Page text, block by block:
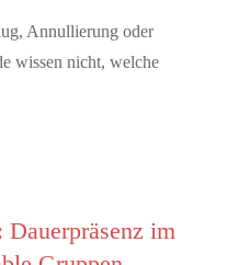
Annullierung oder
wissen nicht, welche
im